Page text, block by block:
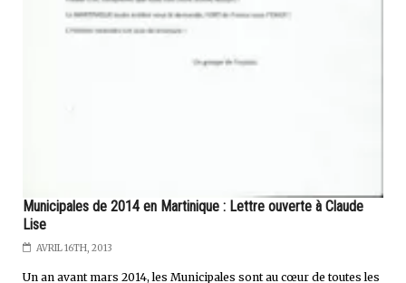
Municipales de 2014 en Martinique : Lettre ouverte à Claude
Lise
AVRIL 16TH, 2013
Un an avant mars 2014, les Municipales sont au cœur de toutes les